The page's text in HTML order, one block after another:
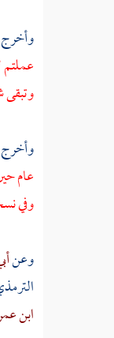
وأخرج
عملتم
وأخرج
عام
وفي
وعن
ابن